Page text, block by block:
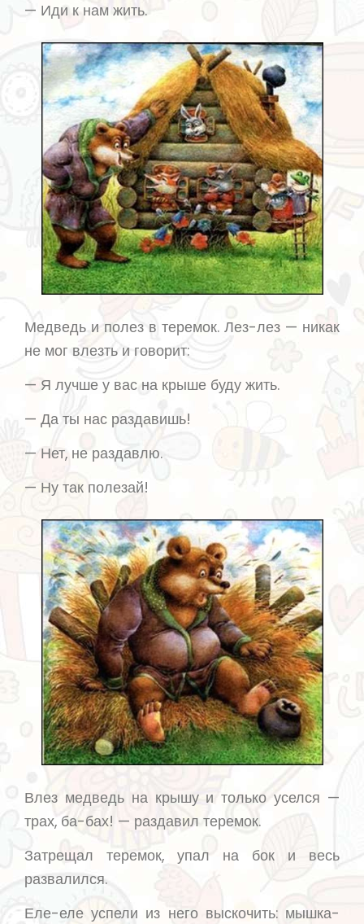
— Иди к нам жить.
Медведь и полез в теремок. Лез-лез — никак
не мог влезть и говорит:
— Я лучше у вас на крыше буду жить.
— Да ты нас раздавишь!
— Нет, не раздавлю.
— Ну так полезай!
Влез медведь на крышу и только уселся —
трах, ба-бах! — раздавил теремок.
Затрещал теремок, упал на бок и весь
развалился.
Еле-еле успели из него выскочить: мышка-